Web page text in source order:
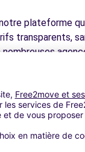
plateforme
transparents,
de votre séjour.
votre
et vous
et